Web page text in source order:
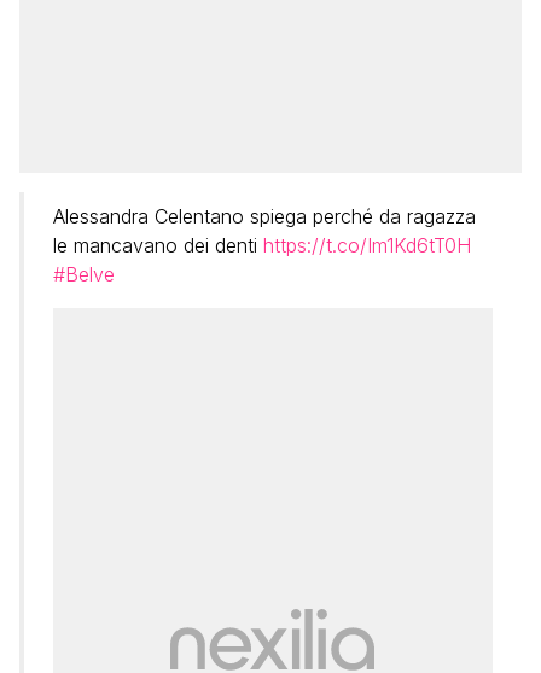
Alessandra Celentano spiega perché da ragazza
le mancavano dei denti https://t.co/Im1Kd6tT0H
#Belve